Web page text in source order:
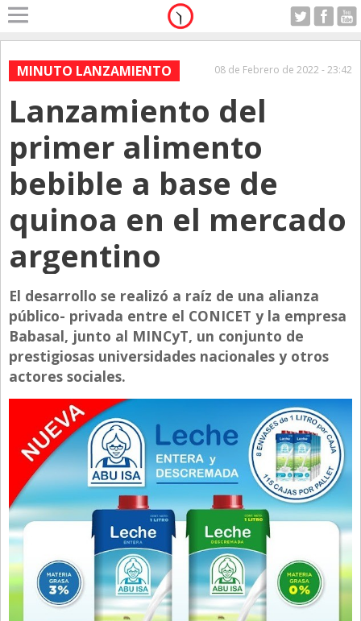
Home
A Motor
Anticipo
Campo
Carrera & Emprendedores
Club House
Coleccionistas
Con Estilo
De Bolsillo
Diarios de Argentina
Diarios del Mundo
Directivos
Ecología y Ambiente
Economía
El Experto
El Innovador
El Precio Que Yo Ví
Entrevista
Entrevista Exclusiva
Finanzas
MINUTO LANZAMIENTO 08 de Febrero de 2022 - 23:42
Lanzamiento del
primer alimento
bebible a base de
quinoa en el mercado
argentino
El desarrollo se realizó a raíz de una alianza
público- privada entre el CONICET y la empresa
Babasal, junto al MINCyT, un conjunto de
prestigiosas universidades nacionales y otros
actores sociales.